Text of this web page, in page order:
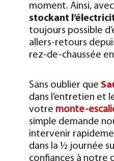
moment. Ainsi,
stockant
toujours possible
allers-retours
rez-de-chaussée
Sans oublier que
dans l’entretien et
votre monte-
simple demande
intervenir
dans la 1⁄2 journée
confiances à notre